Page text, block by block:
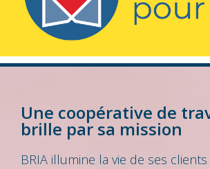
Une coopérative de
brille par sa mission
BRIA illumine la vie de ses